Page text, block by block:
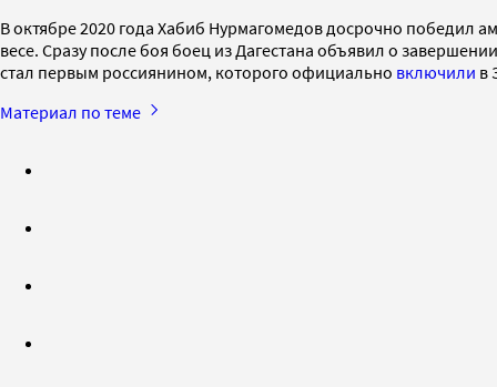
В октябре 2020 года Хабиб Нурмагомедов досрочно победил
весе. Сразу после боя боец из Дагестана объявил о
стал первым россиянином, которого официально включили в
Материал по теме